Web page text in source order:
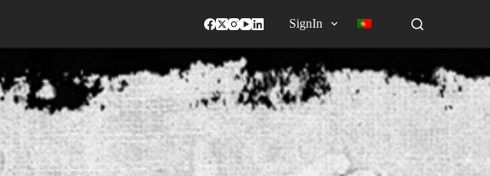
SignIn